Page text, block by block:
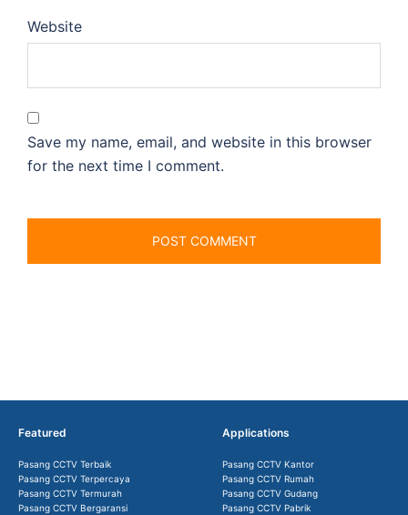
Website
Save my name, email, and website in this browser
for the next time I comment.
Featured
Pasang CCTV Terbaik
Pasang CCTV Terpercaya
Pasang CCTV Termurah
Pasang CCTV Bergaransi
Applications
Pasang CCTV Kantor
Pasang CCTV Rumah
Pasang CCTV Gudang
Pasang CCTV Pabrik